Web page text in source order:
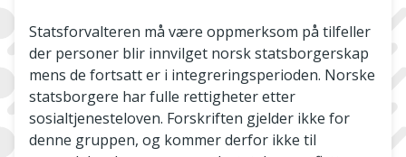
Statsforvalteren må være oppmerksom på tilfeller
der personer blir innvilget norsk statsborgerskap
mens de fortsatt er i integreringsperioden. Norske
statsborgere har fulle rettigheter etter
sosialtjenesteloven. Forskriften gjelder ikke for
denne gruppen, og kommer derfor ikke til